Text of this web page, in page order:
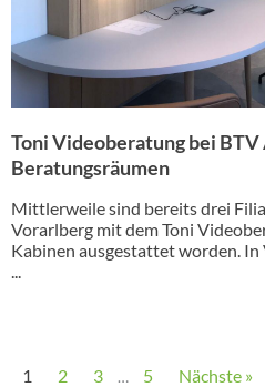
Toni Videoberatung bei BTV
Beratungsräumen
Mittlerweile sind bereits drei
Vorarlberg mit dem Toni
Kabinen ausgestattet worden.
...
1 2 3 … 5 Nächste »